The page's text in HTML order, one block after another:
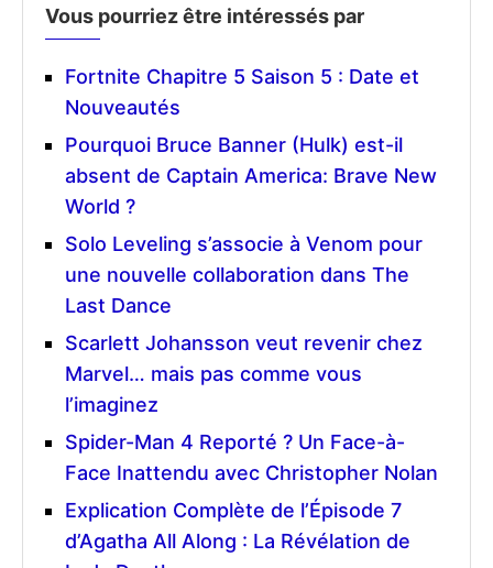
Vous pourriez être intéressés par
Fortnite Chapitre 5 Saison 5 : Date et
Nouveautés
Pourquoi Bruce Banner (Hulk) est-il
absent de Captain America: Brave New
World ?
Solo Leveling s’associe à Venom pour
une nouvelle collaboration dans The
Last Dance
Scarlett Johansson veut revenir chez
Marvel… mais pas comme vous
l’imaginez
Spider-Man 4 Reporté ? Un Face-à-
Face Inattendu avec Christopher Nolan
Explication Complète de l’Épisode 7
d’Agatha All Along : La Révélation de